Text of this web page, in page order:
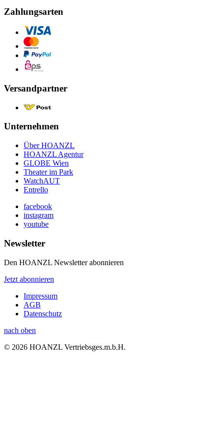
Zahlungsarten
Versandpartner
Unternehmen
Über HOANZL
HOANZL Agentur
GLOBE Wien
Theater im Park
WatchAUT
Entrello
facebook
instagram
youtube
Newsletter
Den HOANZL Newsletter abonnieren
Jetzt abonnieren
Impressum
AGB
Datenschutz
nach oben
© 2026 HOANZL Vertriebsges.m.b.H.